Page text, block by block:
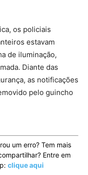
os policiais
estavam
de iluminação,
Diante das
as notificações
pelo guincho
um erro? Tem mais
Entre em
clique aqui